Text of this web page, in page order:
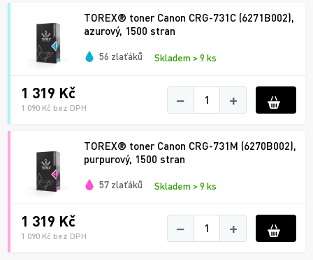
TOREX® toner Canon CRG-731C (6271B002),
azurový, 1500 stran
56 zlaťáků Skladem > 9 ks
1 319 Kč
1 090 Kč bez DPH − +
TOREX® toner Canon CRG-731M (6270B002),
purpurový, 1500 stran
57 zlaťáků Skladem > 9 ks
1 319 Kč
1 090 Kč bez DPH − +